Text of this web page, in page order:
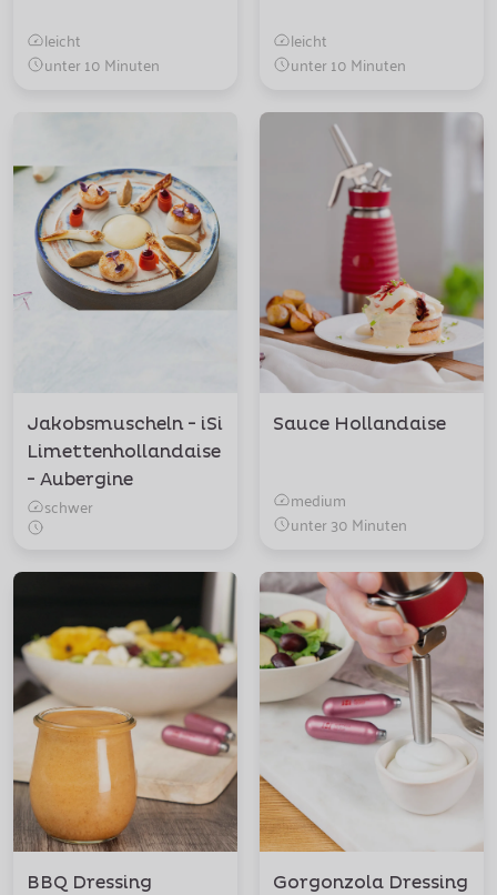
leicht
unter 10 Minuten
leicht
unter 10 Minuten
Jakobsmuscheln - iSi
Limettenhollandaise
- Aubergine
schwer
Sauce Hollandaise
medium
unter 30 Minuten
BBQ Dressing Gorgonzola Dressing